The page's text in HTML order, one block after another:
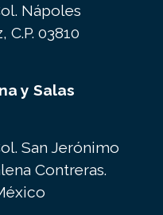
Nápoles
03810
y Salas
San Jerónimo
Contreras.